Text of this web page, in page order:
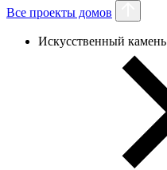
Все проекты домов
Искусственный камень